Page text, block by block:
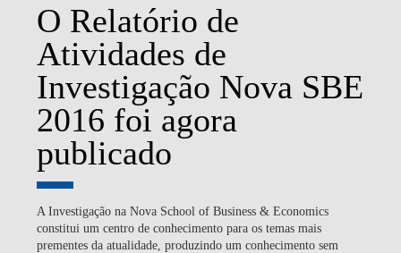
O Relatório de
Atividades de
Investigação Nova SBE
2016 foi agora
publicado
A Investigação na Nova School of Business & Economics
constitui um centro de conhecimento para os temas mais
prementes da atualidade, produzindo um conhecimento sem